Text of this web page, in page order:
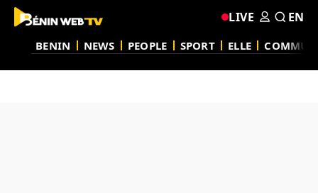
BENIN NEWS PEOPLE SPORT ELLE
LIVE EN